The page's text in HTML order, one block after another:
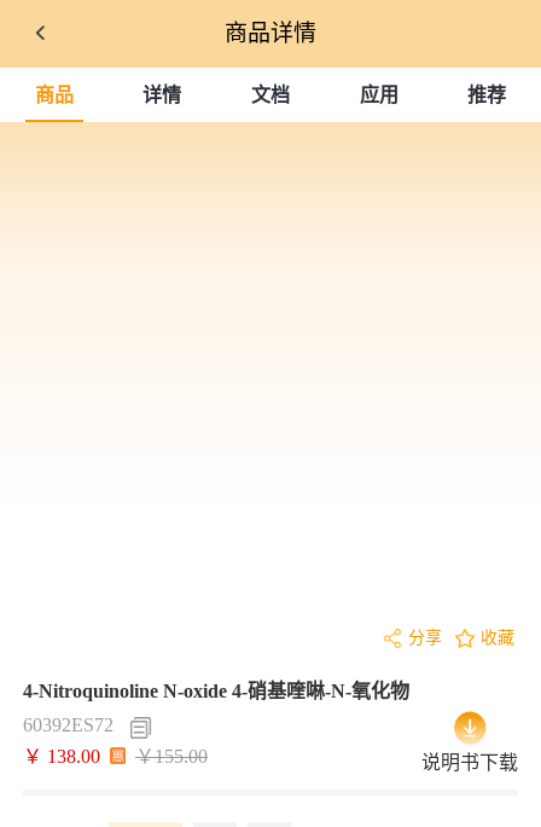
商品详情
商品 详情 文档 应用 推荐
分享 收藏
4-Nitroquinoline N-oxide 4-硝基喹啉-N-氧化物
60392ES72
￥ 138.00
￥155.00 说明书下载